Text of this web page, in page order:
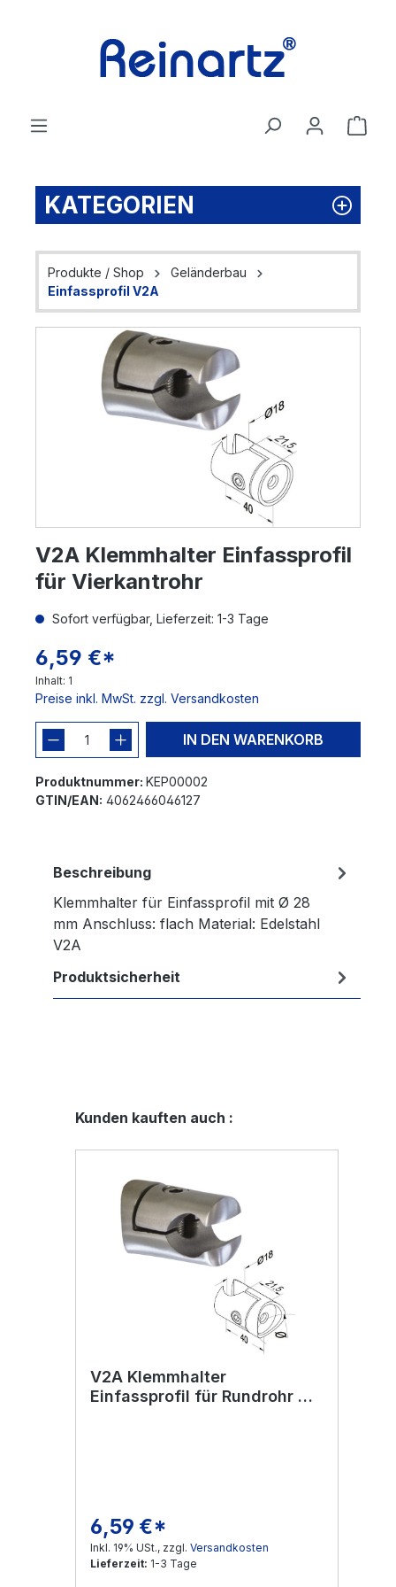
KATEGORIEN
Produkte / Shop
Geländerbau
Einfassprofil V2A
Bildergalerie überspringen
V2A Klemmhalter Einfassprofil
für Vierkantrohr
Sofort verfügbar, Lieferzeit: 1-3 Tage
6,59 €*
Inhalt: 1
Preise inkl. MwSt. zzgl. Versandkosten
IN DEN WARENKORB
Produktnummer: KEP00002
GTIN/EAN: 4062466046127
Beschreibung
Klemmhalter für Einfassprofil mit Ø 28
mm Anschluss: flach Material: Edelstahl
V2A
Produktsicherheit
Produktgalerie überspringen
Kunden kauften auch :
V2A Klemmhalter
Einfassprofil für Rundrohr Ø
Regulärer Preis:
6,59 €*
Inkl. 19% USt., zzgl. Versandkosten
Lieferzeit: 1-3 Tage